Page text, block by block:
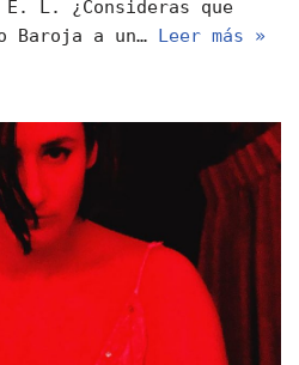
L. ¿Consideras que
Baroja a un… Leer más »